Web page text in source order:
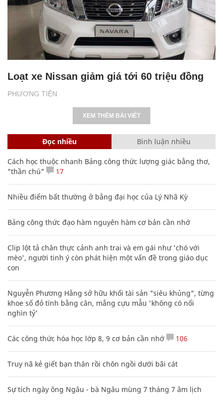
PHƯƠNG TIỆN
Loạt xe Nissan giảm giá tới 60 triệu đồng
XEM THÊM BÀI VIẾT
Đọc nhiều Bình luận nhiều
Cách học thuộc nhanh Bảng công thức lượng giác bằng thơ,
"thần chú"
17
Nhiều điểm bất thường ở bằng đại học của Lý Nhã Kỳ
Bảng công thức đạo hàm nguyên hàm cơ bản cần nhớ
Clip lột tả chân thực cảnh anh trai và em gái như 'chó với
mèo', người tinh ý còn phát hiện một vấn đề trong giáo dục
con
Nguyễn Phương Hằng sở hữu khối tài sản "siêu khủng", từng
khoe sổ đỏ tính bằng cân, mắng cựu mẫu 'không có nổi
nghìn tỷ'
Các công thức hóa học lớp 8, 9 cơ bản cần nhớ 106
Truy nã kẻ giết bạn thân rồi chôn ngồi dưới bãi cát
Sự tích ngày ông Ngâu - bà Ngâu mùng 7 tháng 7 âm lịch